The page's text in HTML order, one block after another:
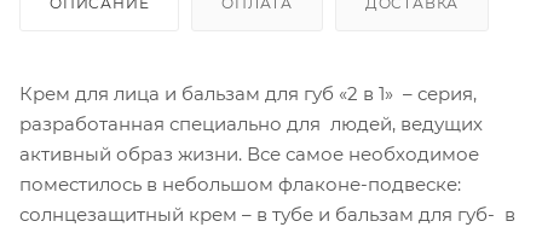
Крем для лица и бальзам для губ «2 в 1» – серия,
разработанная специально для людей, ведущих
активный образ жизни. Все самое необходимое
поместилось в небольшом флаконе-подвеске:
солнцезащитный крем – в тубе и бальзам для губ- в